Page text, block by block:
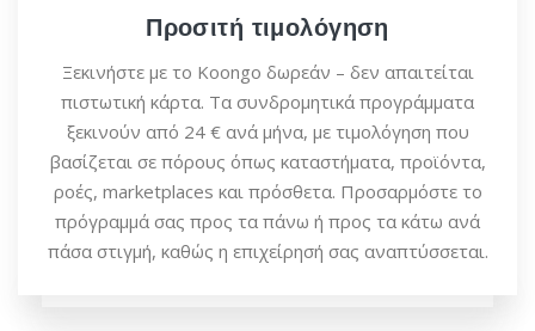
Προσιτή τιμολόγηση
Ξεκινήστε με το Koongo δωρεάν – δεν απαιτείται
πιστωτική κάρτα. Τα συνδρομητικά προγράμματα
ξεκινούν από 24 € ανά μήνα, με τιμολόγηση που
βασίζεται σε πόρους όπως καταστήματα, προϊόντα,
ροές, marketplaces και πρόσθετα. Προσαρμόστε το
πρόγραμμά σας προς τα πάνω ή προς τα κάτω ανά
πάσα στιγμή, καθώς η επιχείρησή σας αναπτύσσεται.